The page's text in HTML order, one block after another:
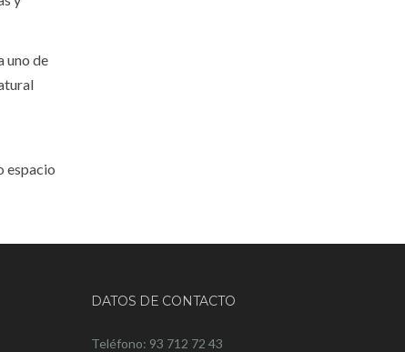
uno de
espacio
DATOS DE CONTACTO
Teléfono: 93 712 72 43